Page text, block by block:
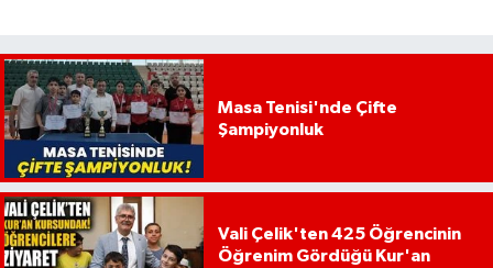
Masa Tenisi'nde Çifte
Şampiyonluk
Vali Çelik'ten 425 Öğrencinin
Öğrenim Gördüğü Kur'an